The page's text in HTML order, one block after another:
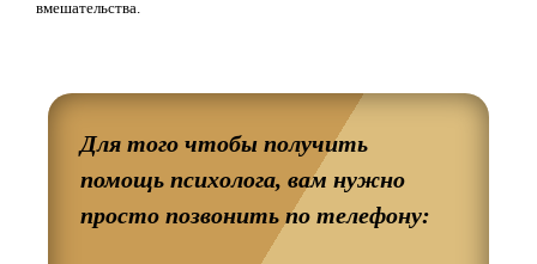
вмешательства.
Для того чтобы получить
помощь психолога, вам нужно
просто позвонить по телефону: